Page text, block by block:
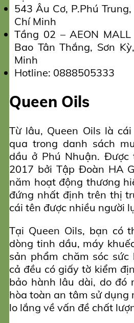
543 Âu Cơ, P.Phú Trung,
Chí Minh
Tầng 02 – AEON
Bao Tân Thắng, Sơn
Minh
Hotline: 0888505333
Queen Oils
Từ lâu, Queen Oils là
qua trong danh sách
dầu ở Phú Nhuận.
2017 bởi Tập Đoàn HA
năm hoạt động thương
đứng nhất định trên thị
cái tên được nhiều người
Tại Queen Oils, bạn có
dòng tinh dầu, máy
sản phẩm chăm sóc sức
cả đều có giấy tờ kiểm
bảo hành lâu dài, do đó
hòa toàn an tâm sử dụng
lo lắng về vấn đề chất